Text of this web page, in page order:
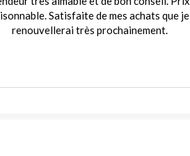
Satisfaite de mes achats que je
renouvellerai très prochainement.